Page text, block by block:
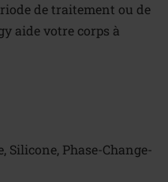
de traitement ou de
aide votre corps à
Phase-Change-